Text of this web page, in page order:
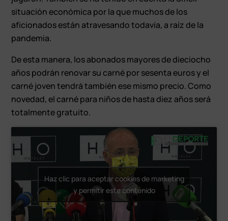
situación económica por la que muchos de los
aficionados están atravesando todavía, a raíz de la
pandemia.
De esta manera, los abonados mayores de dieciocho
años podrán renovar su carné por sesenta euros y el
carné joven tendrá también ese mismo precio. Como
novedad, el carné para niños de hasta diez años será
totalmente gratuito.
Haz clic para aceptar cookies de marketing
y permitir este contenido